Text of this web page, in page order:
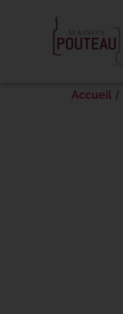
Accueil /